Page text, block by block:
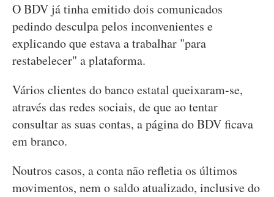
O BDV já tinha emitido dois comunicados
pedindo desculpa pelos inconvenientes e
explicando que estava a trabalhar "para
restabelecer" a plataforma.
Vários clientes do banco estatal queixaram-se,
através das redes sociais, de que ao tentar
consultar as suas contas, a página do BDV ficava
em branco.
Noutros casos, a conta não refletia os últimos
movimentos, nem o saldo atualizado, inclusive do